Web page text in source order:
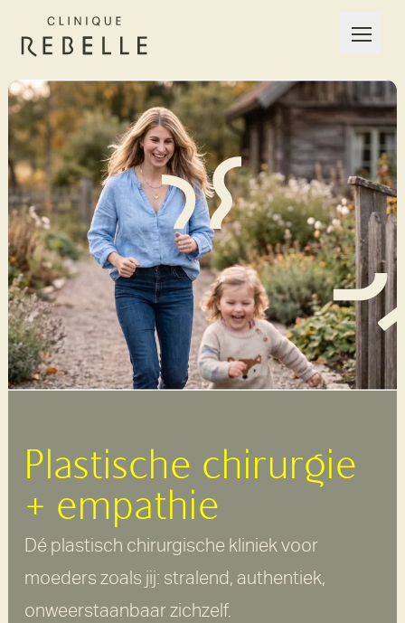
Plastische chirurgie
+ empathie
Dé plastisch chirurgische kliniek voor
moeders zoals jij: stralend, authentiek,
onweerstaanbaar zichzelf.